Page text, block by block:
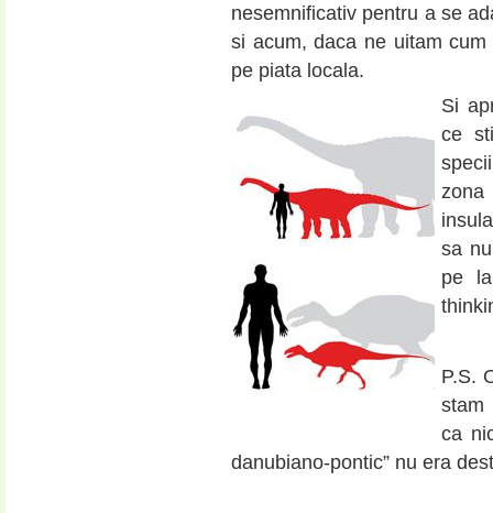
nesemnificativ pentru a se
si acum, daca ne uitam
pe piata locala.
Si
ce
zona
sa
pe
P.S.
stam
ca
danubiano-pontic” nu era